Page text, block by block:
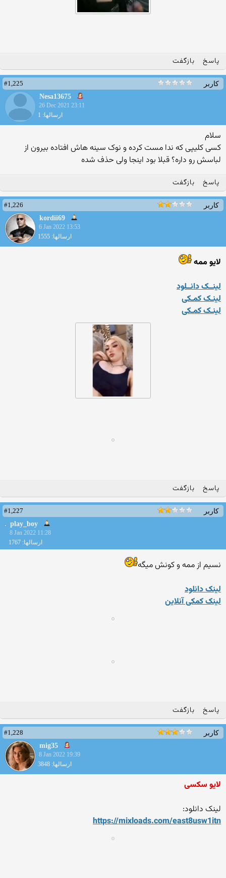
پاسخ بازگفت
کاربر
#1,225
Nesa13675
26 Dec 2021 23:11
ارسالها: 1
سلام
کسی کلیپی که ندا مست کرده و نوک سینه هاش افتاده بیرون از
لباسش رو داره؟ قبلا بود اینجا ولی حذف شده
پاسخ بازگفت
کاربر
#1,226
kordii69
6 Jan 2022 13:53
ارسالها: 1555
لایو ممه
لینــک دانــلود
لینـک کمـکی
لینـک کمـکی
پاسخ بازگفت
کاربر
#1,227
play_boy
8 Jan 2022 11:28
ارسالها: 1767
نسیم از ممه و کونش میگه
لینک دانلود
لینک کمکی آنلاین
پاسخ بازگفت
کاربر
#1,228
mig35
8 Jan 2022 19:39
ارسالها: 3848
لایو سکسی
لینک دانلود:
https://mixloads.com/east8usw1itn